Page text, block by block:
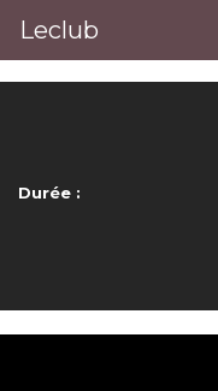
Leclub
Durée :